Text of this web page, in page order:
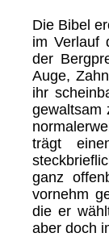
Die Bibel
im Verlauf
der
Auge,
ihr
gewaltsam
trägt
ganz
vornehm
die er
aber doch